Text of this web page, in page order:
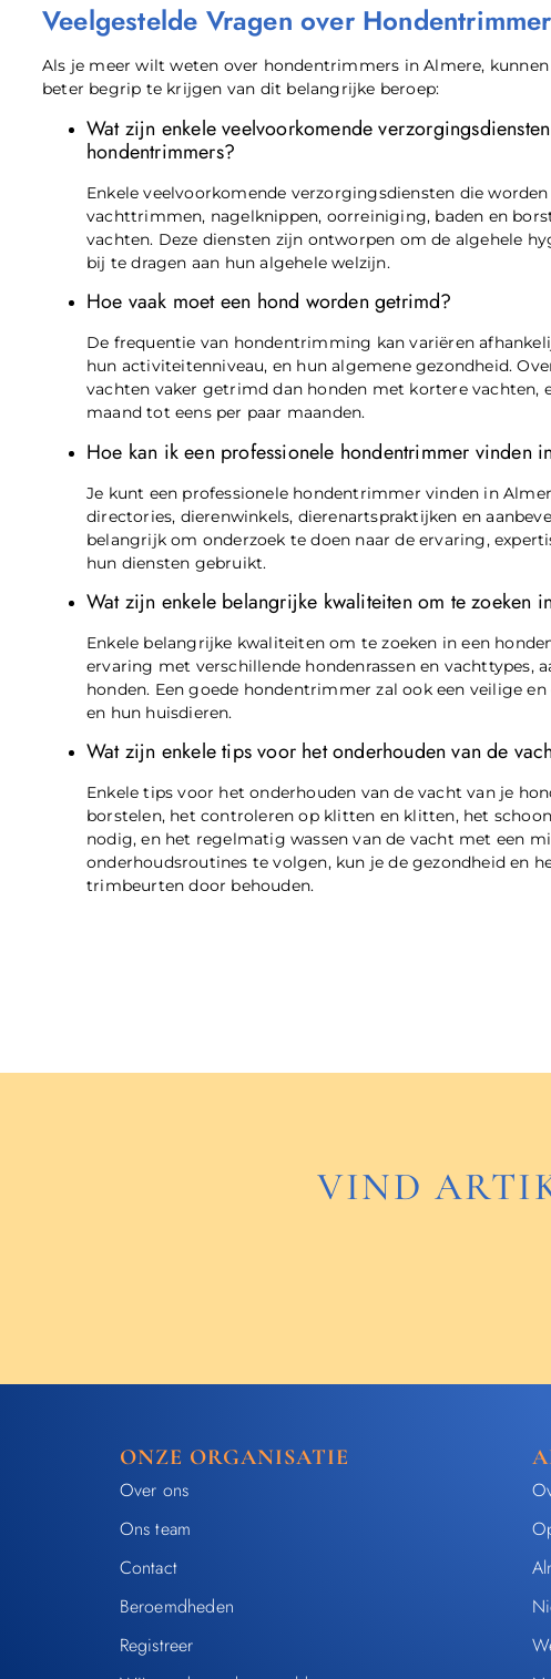
Veelgestelde Vragen over
Als je meer wilt weten over hondentrimmers in Almere,
beter begrip te krijgen van dit belangrijke beroep:
Wat zijn enkele veelvoorkomende
hondentrimmers?
Enkele veelvoorkomende verzorgingsdiensten die
vachttrimmen, nagelknippen, oorreiniging, baden en
vachten. Deze diensten zijn ontworpen om de algehele
bij te dragen aan hun algehele welzijn.
Hoe vaak moet een hond worden getrimd?
De frequentie van hondentrimming kan variëren
hun activiteitenniveau, en hun algemene gezondheid.
vachten vaker getrimd dan honden met kortere vachten,
maand tot eens per paar maanden.
Hoe kan ik een professionele hondentrimmer vinden
Je kunt een professionele hondentrimmer vinden in
directories, dierenwinkels, dierenartspraktijken en
belangrijk om onderzoek te doen naar de ervaring,
hun diensten gebruikt.
Wat zijn enkele belangrijke kwaliteiten om te zoeken
Enkele belangrijke kwaliteiten om te zoeken in een
ervaring met verschillende hondenrassen en vachttypes,
honden. Een goede hondentrimmer zal ook een veilige
en hun huisdieren.
Wat zijn enkele tips voor het onderhouden van de
Enkele tips voor het onderhouden van de vacht van je
borstelen, het controleren op klitten en klitten, het
nodig, en het regelmatig wassen van de vacht met een
onderhoudsroutines te volgen, kun je de gezondheid en
trimbeurten door behouden.
VIND
ONZE ORGANISATIE
Over ons
Ons team
Contact
Beroemdheden​
Registreer